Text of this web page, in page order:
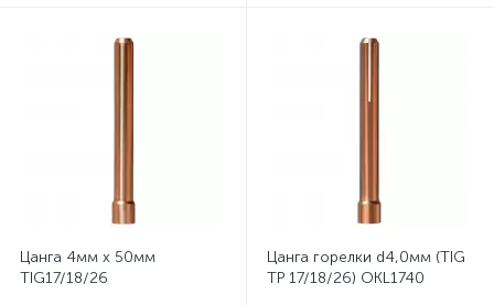
Цанга 4мм х 50мм
TIG17/18/26
Цанга горелки d4,0мм (TIG
TP 17/18/26) OKL1740